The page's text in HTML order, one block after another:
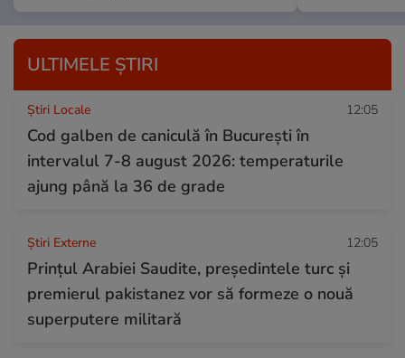
ULTIMELE ȘTIRI
Știri Locale 12:05
Cod galben de caniculă în București în
intervalul 7-8 august 2026: temperaturile
ajung până la 36 de grade
Știri Externe 12:05
Prințul Arabiei Saudite, președintele turc și
premierul pakistanez vor să formeze o nouă
superputere militară